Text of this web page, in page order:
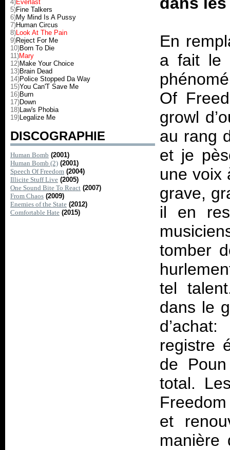
4)Everlast
5)Fine Talkers
6)My Mind Is A Pussy
7)Human Circus
8)Look At The Pain
9)Reject For Me
10)Born To Die
11)Mary
12)Make Your Choice
13)Brain Dead
14)Police Stopped Da Way
15)You Can'T Save Me
16)Burn
17)Down
18)Law's Phobia
19)Legalize Me
DISCOGRAPHIE
Human Bomb (2001)
Human Bomb (2) (2001)
Speech Of Freedom (2004)
Illicite Stuff Live (2005)
One Sound Bite To React (2007)
From Chaos (2009)
Enemies of the State (2012)
Comfortable Hate (2015)
En
a fait le
Of
growl
au rang
et je
une voix
grave,
il en
tomber
tel
dans le
registre
de
total.
Freedom
et
manière